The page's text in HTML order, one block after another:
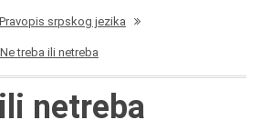
Pravopis srpskog jezika
Ne treba ili netreba
netreba